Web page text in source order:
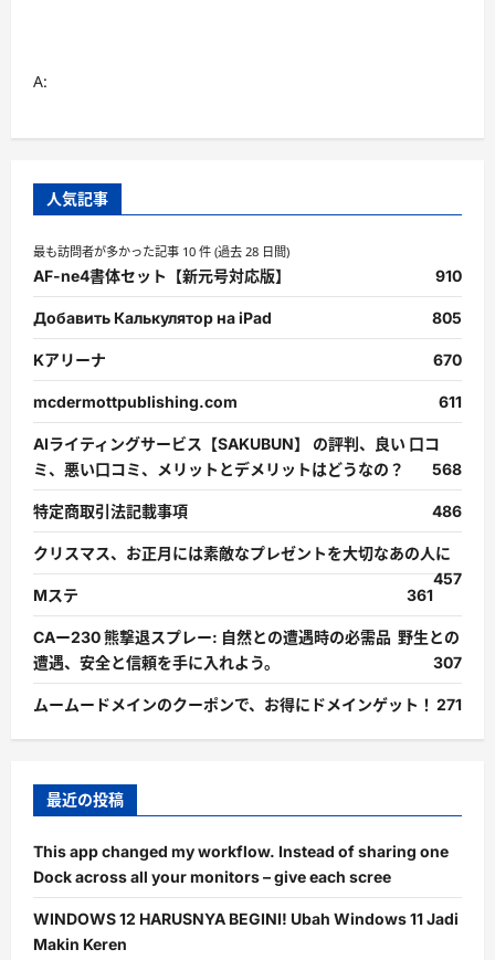
A:
人気記事
最も訪問者が多かった記事 10 件 (過去 28 日間)
AF-ne4書体セット【新元号対応版】 910
Добавить Калькулятор на iPad 805
Kアリーナ 670
mcdermottpublishing.com 611
AIライティングサービス【SAKUBUN】 の評判、良い 口コ
ミ、悪い口コミ、メリットとデメリットはどうなの？
568
特定商取引法記載事項 486
クリスマス、お正月には素敵なプレゼントを大切なあの人に
457
Mステ
361
CAー230 熊撃退スプレー: 自然との遭遇時の必需品 野生との
遭遇、安全と信頼を手に入れよう。
307
ムームードメインのクーポンで、お得にドメインゲット！ 271
最近の投稿
This app changed my workflow. Instead of sharing one
Dock across all your monitors – give each scree
WINDOWS 12 HARUSNYA BEGINI! Ubah Windows 11 Jadi
Makin Keren